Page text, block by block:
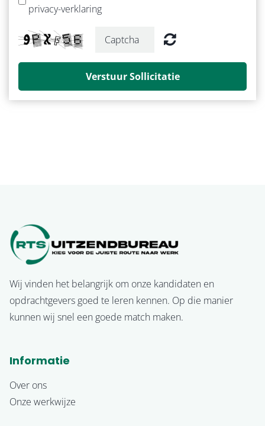
privacy-verklaring
Verstuur Sollicitatie
Wij vinden het belangrijk om onze kandidaten en
opdrachtgevers goed te leren kennen. Op die manier
kunnen wij snel een goede match maken.
Informatie
Over ons
Onze werkwijze